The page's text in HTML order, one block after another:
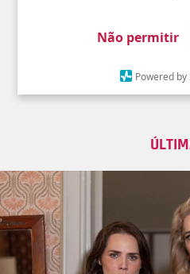
Não permitir
Powered by